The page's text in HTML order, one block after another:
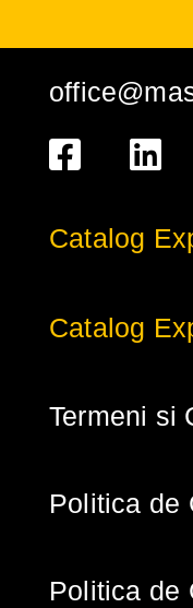
Catalog
Catalog
Termeni si
Politica de
Politica de